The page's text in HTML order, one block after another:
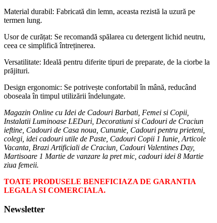
Material durabil: Fabricată din lemn, aceasta rezistă la uzură pe
termen lung.
Usor de curățat: Se recomandă spălarea cu detergent lichid neutru,
ceea ce simplifică întreținerea.
Versatilitate: Ideală pentru diferite tipuri de preparate, de la ciorbe la
prăjituri.
Design ergonomic: Se potrivește confortabil în mână, reducând
oboseala în timpul utilizării îndelungate.
Magazin Online cu Idei de Cadouri Barbati, Femei si Copii,
Instalatii Luminoase LEDuri, Decoratiuni si Cadouri de Craciun
ieftine, Cadouri de Casa noua, Cununie, Cadouri pentru prieteni,
colegi, idei cadouri utile de Paste, Cadouri Copii 1 Iunie, Articole
Vacanta, Brazi Artificiali de Craciun, Cadouri Valentines Day,
Martisoare 1 Martie de vanzare la pret mic, cadouri idei 8 Martie
ziua femeii.
TOATE PRODUSELE BENEFICIAZA DE GARANTIA
LEGALA SI COMERCIALA.
Newsletter